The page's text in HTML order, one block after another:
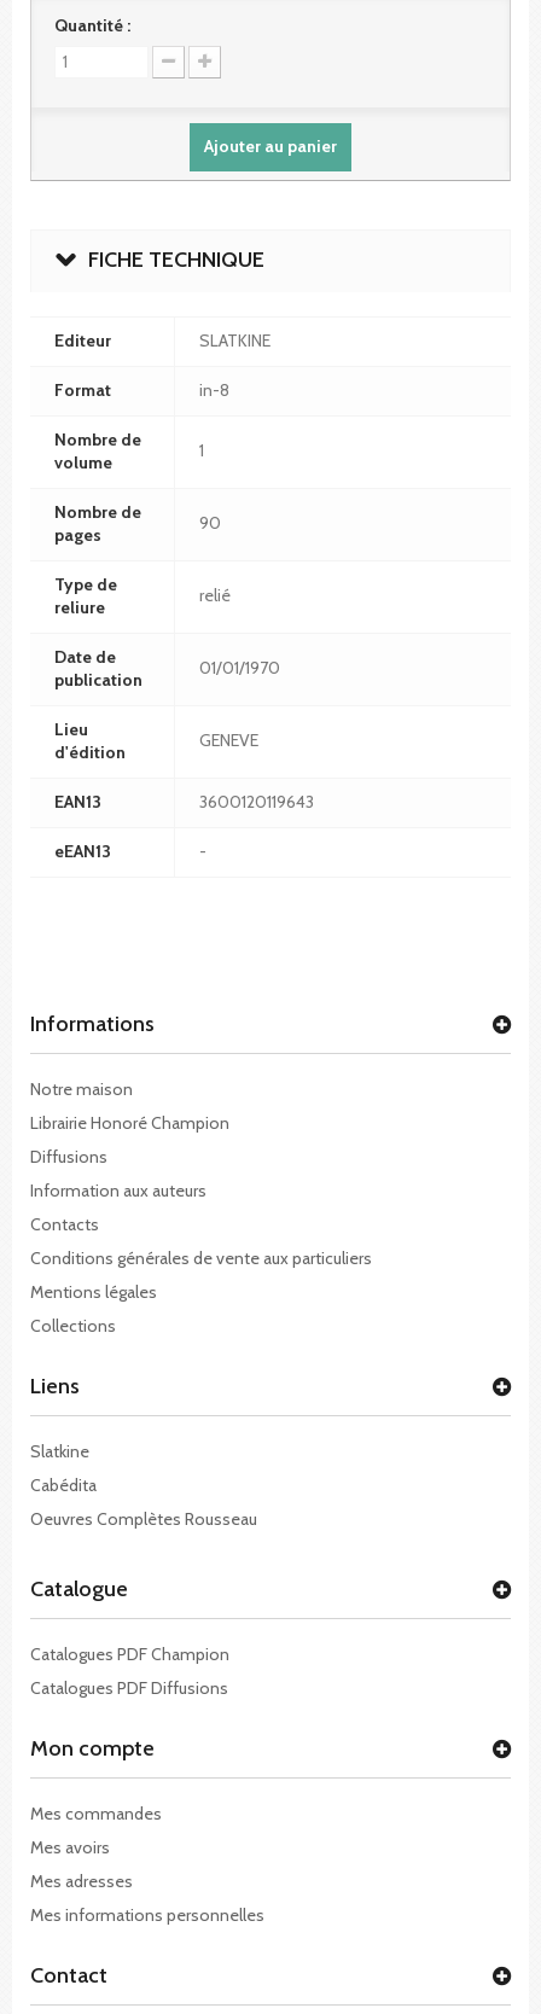
Quantité :
Ajouter au panier
FICHE TECHNIQUE
Editeur SLATKINE
Format in-8
Nombre de
volume
1
Nombre de
pages
90
Type de
reliure
relié
Date de
publication
01/01/1970
Lieu
d'édition
GENEVE
EAN13 3600120119643
eEAN13 -
Informations
Notre maison
Librairie Honoré Champion
Diffusions
Information aux auteurs
Contacts
Conditions générales de vente aux particuliers
Mentions légales
Collections
Liens
Slatkine
Cabédita
Oeuvres Complètes Rousseau
Catalogue
Catalogues PDF Champion
Catalogues PDF Diffusions
Mon compte
Mes commandes
Mes avoirs
Mes adresses
Mes informations personnelles
Contact